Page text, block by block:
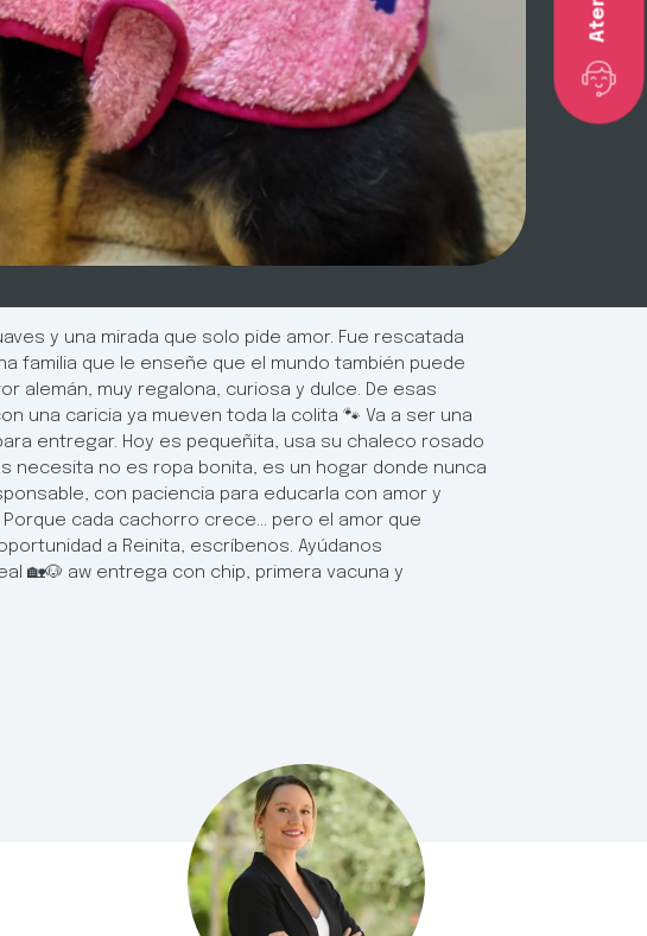
y una mirada que solo pide amor. Fue rescatada
familia que le enseñe que el mundo también puede
alemán, muy regalona, curiosa y dulce. De esas
una caricia ya mueven toda la colita 🐾 Va a ser una
entregar. Hoy es pequeñita, usa su chaleco rosado
necesita no es ropa bonita, es un hogar donde nunca
con paciencia para educarla con amor y
cada cachorro crece… pero el amor que
a Reinita, escríbenos. Ayúdanos
🏡🐶 aw entrega con chip, primera vacuna y